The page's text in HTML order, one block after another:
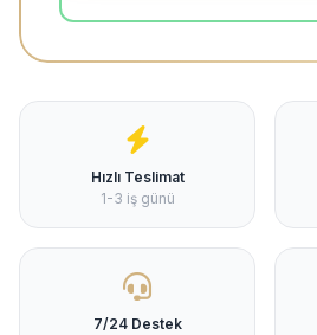
Hızlı Teslimat
1-3 iş günü
7/24 Destek